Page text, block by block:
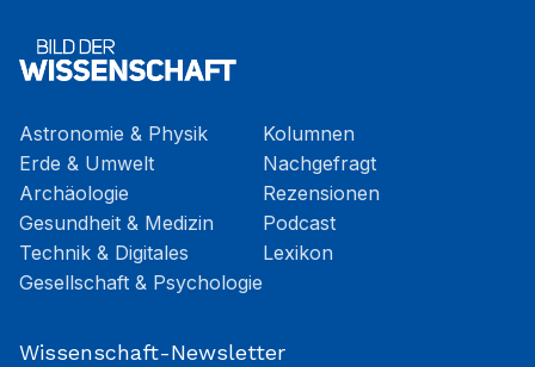
Astronomie & Physik
Erde & Umwelt
Archäologie
Gesundheit & Medizin
Technik & Digitales
Gesellschaft & Psychologie
Kolumnen
Nachgefragt
Rezensionen
Podcast
Lexikon
Wissenschaft-Newsletter